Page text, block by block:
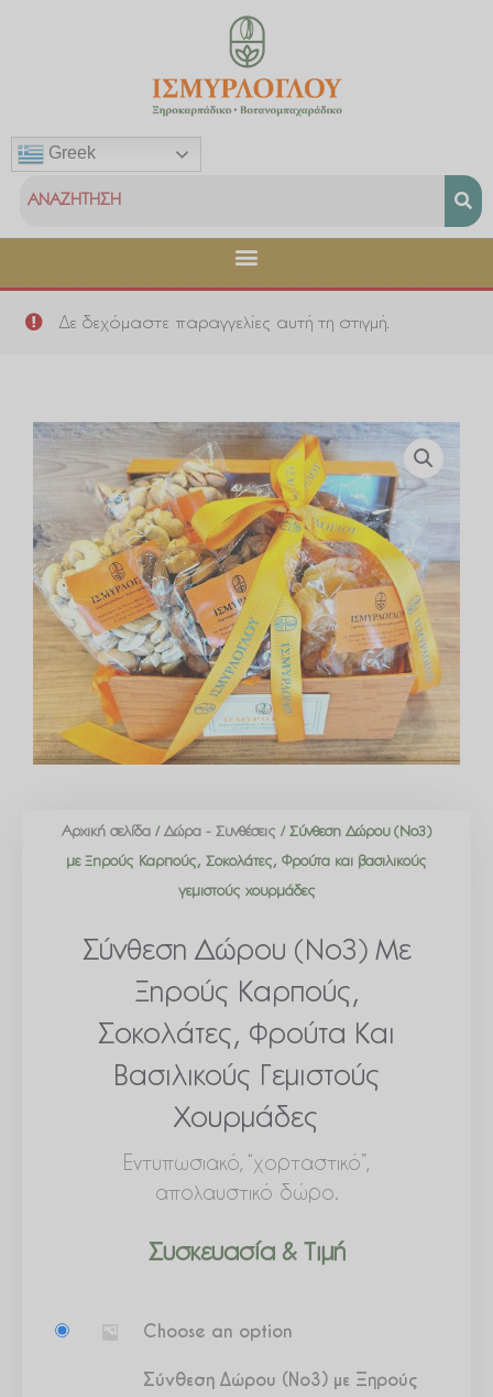
Greek
Δε δεχόμαστε παραγγελίες αυτή τη στιγμή.
Αρχική σελίδα / Δώρα - Συνθέσεις / Σύνθεση Δώρου (Νο3)
με Ξηρούς Καρπούς, Σοκολάτες, Φρούτα και βασιλικούς
γεμιστούς χουρμάδες
Σύνθεση Δώρου (Νο3) Με
Ξηρούς Καρπούς,
Σοκολάτες, Φρούτα Και
Βασιλικούς Γεμιστούς
Χουρμάδες
Εντυπωσιακό, “χορταστικό”,
απολαυστικό δώρο.
Συσκευασία & Τιμή
Choose an option
Σύνθεση Δώρου (Νο3) με Ξηρούς
Δώρου